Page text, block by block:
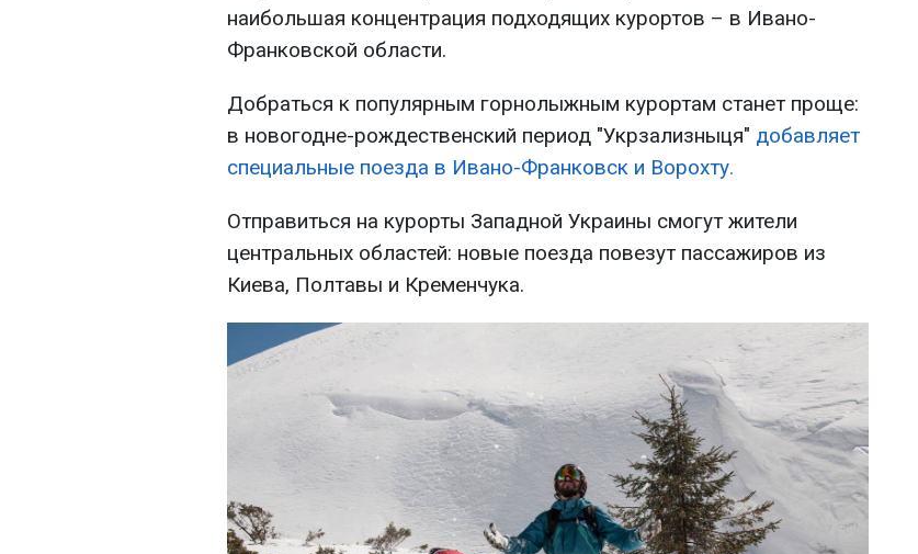
наибольшая концентрация подходящих курортов – в Ивано-
Франковской области.
Добраться к популярным горнолыжным курортам станет проще:
в новогодне-рождественский период "Укрзализныця" добавляет
специальные поезда в Ивано-Франковск и Ворохту.
Отправиться на курорты Западной Украины смогут жители
центральных областей: новые поезда повезут пассажиров из
Киева, Полтавы и Кременчука.